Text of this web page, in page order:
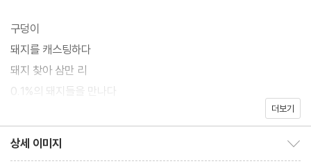
책 『사랑할까, 먹을까』는 영화 [잡식가족의 딜레마]에서 미처 보여
주지 못한 영화 이전, 그리고 그 이후의 이야기를 가감 없이 풀어놓
음으로써 영화와는 또 다른 결의 재미를 선사한다. 무엇보다 조류독
감, 돼지독감 등의 바이러스 질환, 폭염과 한파를 오가는 이상 기후
현상과 공장식 축산의 관계, 육식이 자연스럽고 꼭 필요한 것이라는
생각을 강요하는 육식주의 이데올로기, 살충제 달걀, 햄버거병 걱정
구덩이
돼지를 캐스팅하다
돼지 찾아 삼만 리
0.1%의 돼지들을 만나다
더보기
상세 이미지